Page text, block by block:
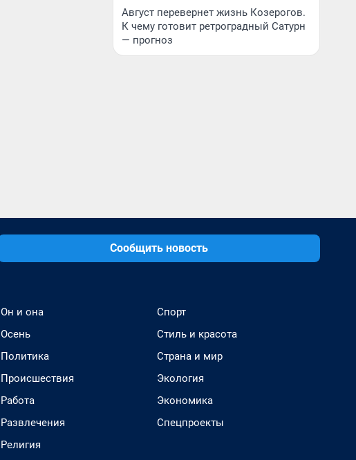
Август перевернет жизнь Козерогов.
К чему готовит ретроградный Сатурн
— прогноз
Сообщить новость
Он и она
Осень
Политика
Происшествия
Работа
Развлечения
Религия
Спорт
Стиль и красота
Страна и мир
Экология
Экономика
Спецпроекты